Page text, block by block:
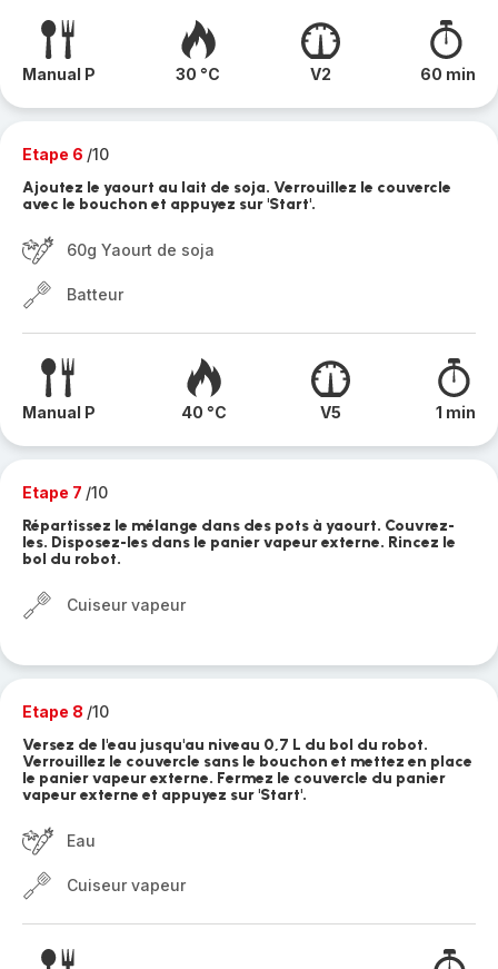
Manual P 30 °C V2 60 min
Etape 6 /10
Ajoutez le yaourt au lait de soja. Verrouillez le couvercle
avec le bouchon et appuyez sur 'Start'.
60g Yaourt de soja
Batteur
Manual P 40 °C V5 1 min
Etape 7 /10
Répartissez le mélange dans des pots à yaourt. Couvrez-
les. Disposez-les dans le panier vapeur externe. Rincez le
bol du robot.
Cuiseur vapeur
Etape 8 /10
Versez de l'eau jusqu'au niveau 0,7 L du bol du robot.
Verrouillez le couvercle sans le bouchon et mettez en place
le panier vapeur externe. Fermez le couvercle du panier
vapeur externe et appuyez sur 'Start'.
Eau
Cuiseur vapeur